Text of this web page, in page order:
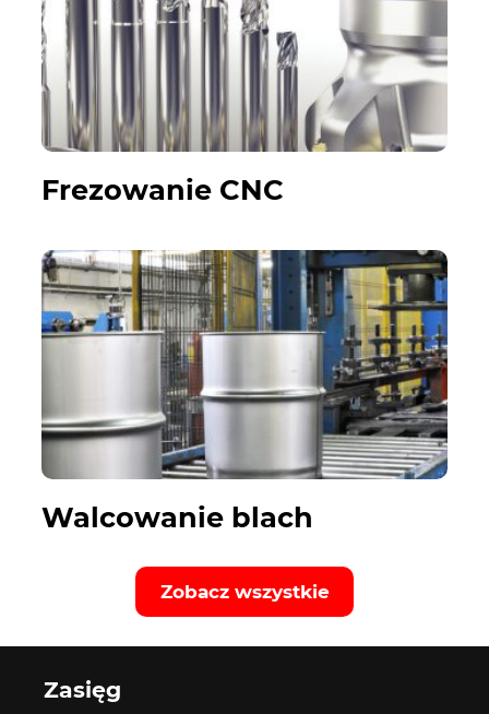
Frezowanie CNC
Walcowanie blach
Zobacz wszystkie
Zasięg